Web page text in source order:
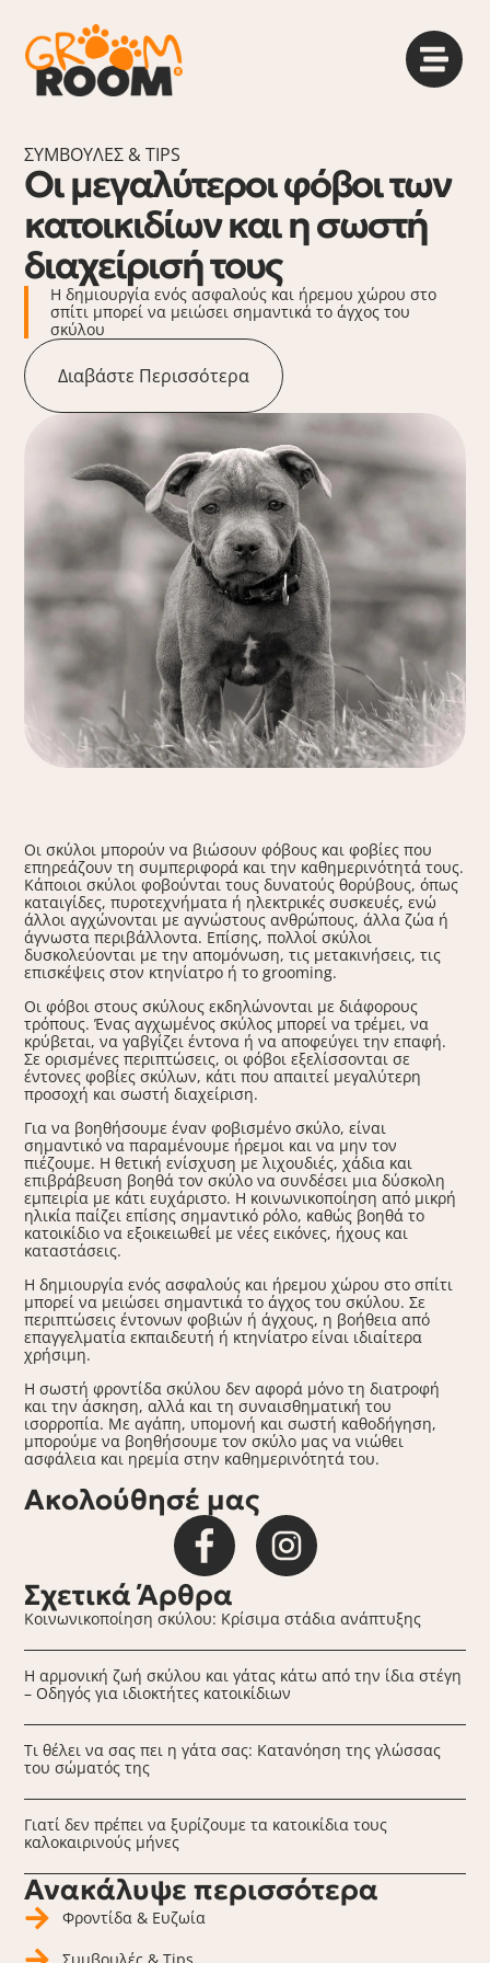
ΣΥΜΒΟΥΛΈΣ & TIPS
Οι μεγαλύτεροι φόβοι των
κατοικιδίων και η σωστή
διαχείρισή τους
Η δημιουργία ενός ασφαλούς και ήρεμου χώρου στο
σπίτι μπορεί να μειώσει σημαντικά το άγχος του
σκύλου
Διαβάστε Περισσότερα
Οι σκύλοι μπορούν να βιώσουν φόβους και φοβίες που
επηρεάζουν τη συμπεριφορά και την καθημερινότητά τους.
Κάποιοι σκύλοι φοβούνται τους δυνατούς θορύβους, όπως
καταιγίδες, πυροτεχνήματα ή ηλεκτρικές συσκευές, ενώ
άλλοι αγχώνονται με αγνώστους ανθρώπους, άλλα ζώα ή
άγνωστα περιβάλλοντα. Επίσης, πολλοί σκύλοι
δυσκολεύονται με την απομόνωση, τις μετακινήσεις, τις
επισκέψεις στον κτηνίατρο ή το grooming.
Οι φόβοι στους σκύλους εκδηλώνονται με διάφορους
τρόπους. Ένας αγχωμένος σκύλος μπορεί να τρέμει, να
κρύβεται, να γαβγίζει έντονα ή να αποφεύγει την επαφή.
Σε ορισμένες περιπτώσεις, οι φόβοι εξελίσσονται σε
έντονες φοβίες σκύλων, κάτι που απαιτεί μεγαλύτερη
προσοχή και σωστή διαχείριση.
Για να βοηθήσουμε έναν φοβισμένο σκύλο, είναι
σημαντικό να παραμένουμε ήρεμοι και να μην τον
πιέζουμε. Η θετική ενίσχυση με λιχουδιές, χάδια και
επιβράβευση βοηθά τον σκύλο να συνδέσει μια δύσκολη
εμπειρία με κάτι ευχάριστο. Η κοινωνικοποίηση από μικρή
ηλικία παίζει επίσης σημαντικό ρόλο, καθώς βοηθά το
κατοικίδιο να εξοικειωθεί με νέες εικόνες, ήχους και
καταστάσεις.
Η δημιουργία ενός ασφαλούς και ήρεμου χώρου στο σπίτι
μπορεί να μειώσει σημαντικά το άγχος του σκύλου. Σε
περιπτώσεις έντονων φοβιών ή άγχους, η βοήθεια από
επαγγελματία εκπαιδευτή ή κτηνίατρο είναι ιδιαίτερα
χρήσιμη.
Η σωστή φροντίδα σκύλου δεν αφορά μόνο τη διατροφή
και την άσκηση, αλλά και τη συναισθηματική του
ισορροπία. Με αγάπη, υπομονή και σωστή καθοδήγηση,
μπορούμε να βοηθήσουμε τον σκύλο μας να νιώθει
ασφάλεια και ηρεμία στην καθημερινότητά του.
Ακολούθησέ μας
Σχετικά Άρθρα
Κοινωνικοποίηση σκύλου: Κρίσιμα στάδια ανάπτυξης
Η αρμονική ζωή σκύλου και γάτας κάτω από την ίδια στέγη
– Οδηγός για ιδιοκτήτες κατοικίδιων
Τι θέλει να σας πει η γάτα σας: Κατανόηση της γλώσσας
του σώματός της
Γιατί δεν πρέπει να ξυρίζουμε τα κατοικίδια τους
καλοκαιρινούς μήνες
Ανακάλυψε περισσότερα
Φροντίδα & Ευζωία